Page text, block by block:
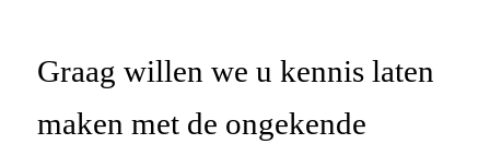
Graag willen we u kennis laten
maken met de ongekende